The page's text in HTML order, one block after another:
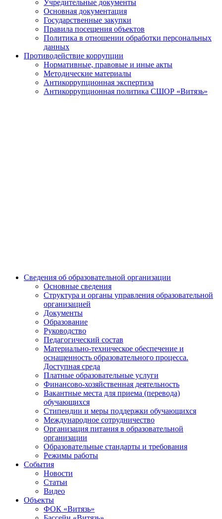
Учредительные документы
Основная документация
Государственные закупки
Правила посещения объектов
Политика в отношении обработки персональных
данных
Противодействие коррупции
Нормативные, правовые и иные акты
Методические материалы
Антикоррупционная экспертиза
Антикоррупционная политика СШОР «Витязь»
Сведения об образовательной организации
Основные сведения
Структура и органы управления образовательной
организацией
Документы
Образование
Руководство
Педагогический состав
Материально-техническое обеспечение и
оснащенность образовательного процесса.
Доступная среда
Платные образовательные услуги
Финансово-хозяйственная деятельность
Вакантные места для приема (перевода)
обучающихся
Стипендии и меры поддержки обучающихся
Международное сотрудничество
Организация питания в образовательной
организации
Образовательные стандарты и требования
Режимы работы
События
Новости
Статьи
Видео
Объекты
ФОК «Витязь»